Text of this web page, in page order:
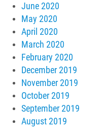
June 2020
May 2020
April 2020
March 2020
February 2020
December 2019
November 2019
October 2019
September 2019
August 2019